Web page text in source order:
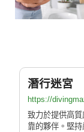
潛行迷宮
https://
致力於提供高質
靠的夥伴。堅